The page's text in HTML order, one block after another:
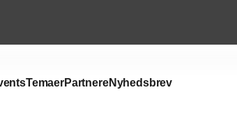
TemaerPartnereNyhedsbrev